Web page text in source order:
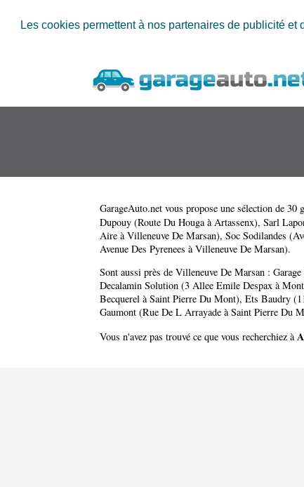
Les cookies permettent à nos partenaires de publicité
GarageAuto.net vous propose une sélection de 30
Dupouy (Route Du Houga à Artassenx), Sarl
Aire à Villeneuve De Marsan), Soc Sodilandes
Avenue Des Pyrenees à Villeneuve De Marsan).
Sont aussi près de Villeneuve De Marsan :
Decalamin Solution (3 Allee Emile Despax à
Becquerel à Saint Pierre Du Mont), Ets Baudry
Gaumont (Rue De L Arrayade à Saint Pierre Du
Vous n'avez pas trouvé ce que vous recherchiez à